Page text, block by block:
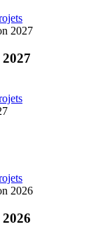
2027
2026